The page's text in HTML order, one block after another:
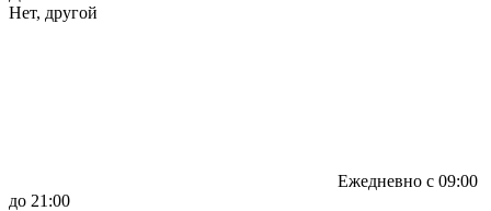
Нет, другой
Ежедневно с 09:00
до 21:00